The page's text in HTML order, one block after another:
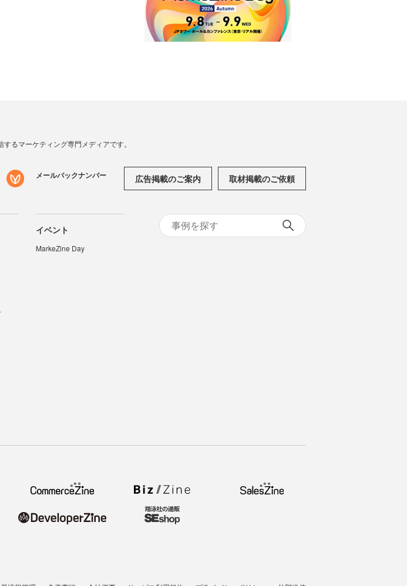
るマーケティング専門メディアです。
メールバックナンバー 広告掲載のご案内 取材掲載のご依頼
イベント
MarkeZine Day